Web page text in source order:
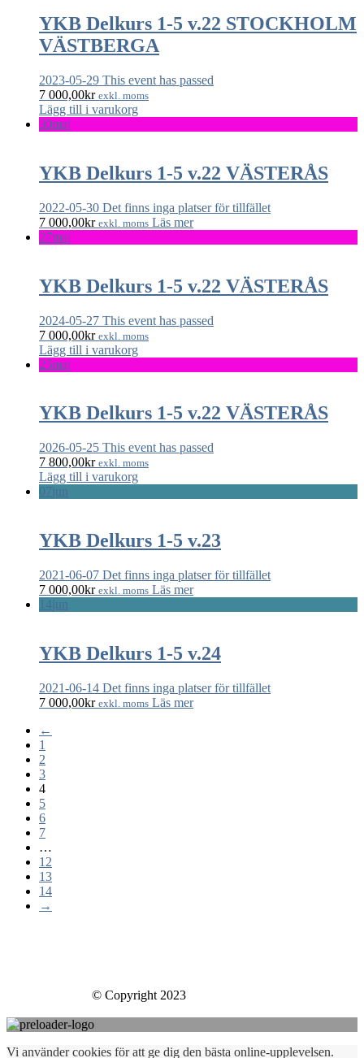
YKB Delkurs 1-5 v.22 STOCKHOLM
VÄSTBERGA
2023-05-29 This event has passed
7 000,00kr exkl. moms
Lägg till i varukorg
30maj
YKB Delkurs 1-5 v.22 VÄSTERÅS
2022-05-30 Det finns inga platser för tillfället
7 000,00kr exkl. moms Läs mer
27maj
YKB Delkurs 1-5 v.22 VÄSTERÅS
2024-05-27 This event has passed
7 000,00kr exkl. moms
Lägg till i varukorg
25maj
YKB Delkurs 1-5 v.22 VÄSTERÅS
2026-05-25 This event has passed
7 800,00kr exkl. moms
Lägg till i varukorg
07jun
YKB Delkurs 1-5 v.23
2021-06-07 Det finns inga platser för tillfället
7 000,00kr exkl. moms Läs mer
14jun
YKB Delkurs 1-5 v.24
2021-06-14 Det finns inga platser för tillfället
7 000,00kr exkl. moms Läs mer
←
1
2
3
4
5
6
7
…
12
13
14
→
© Copyright 2023
Vi använder cookies för att ge dig den bästa online-upplevelsen.